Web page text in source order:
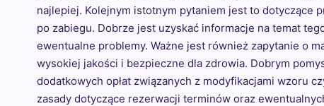
najlepiej. Kolejnym istotnym pytaniem jest to dotyczące
po zabiegu. Dobrze jest uzyskać informacje na temat
ewentualne problemy. Ważne jest również zapytanie o
wysokiej jakości i bezpieczne dla zdrowia. Dobrym
dodatkowych opłat związanych z modyfikacjami wzoru
zasady dotyczące rezerwacji terminów oraz